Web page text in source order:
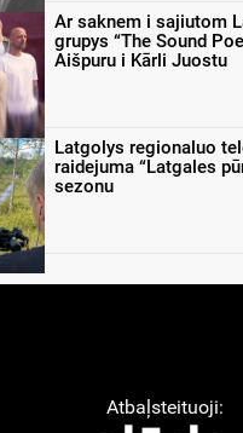
Ar saknem i sajiutom
grupys “The Sound
Aišpuru i Kārli Juostu
Latgolys regionaluo
raidejuma “Latgales
sezonu
Atbaļsteituoji: